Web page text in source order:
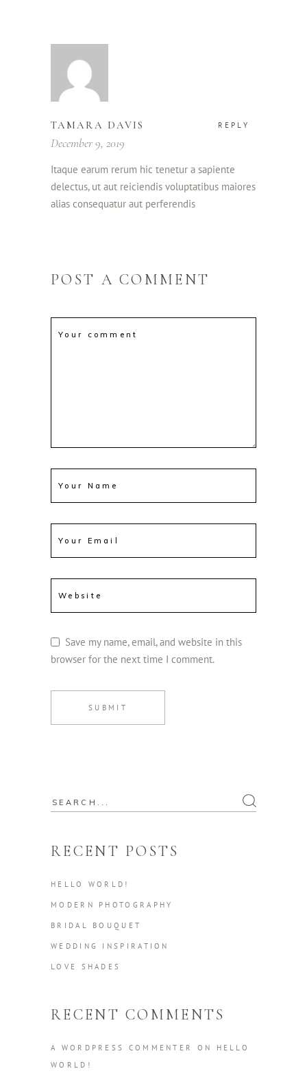
TAMARA DAVIS REPLY
December 9, 2019
Itaque earum rerum hic tenetur a sapiente
delectus, ut aut reiciendis voluptatibus maiores
alias consequatur aut perferendis
POST A COMMENT
Save my name, email, and website in this
browser for the next time I comment.
SUBMIT
Search
RECENT POSTS
HELLO WORLD!
MODERN PHOTOGRAPHY
BRIDAL BOUQUET
WEDDING INSPIRATION
LOVE SHADES
RECENT COMMENTS
A WORDPRESS COMMENTER ON
HELLO
WORLD!